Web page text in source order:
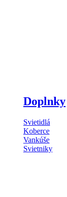
Doplnky
Svietidlá
Koberce
Vankúše
Svietniky